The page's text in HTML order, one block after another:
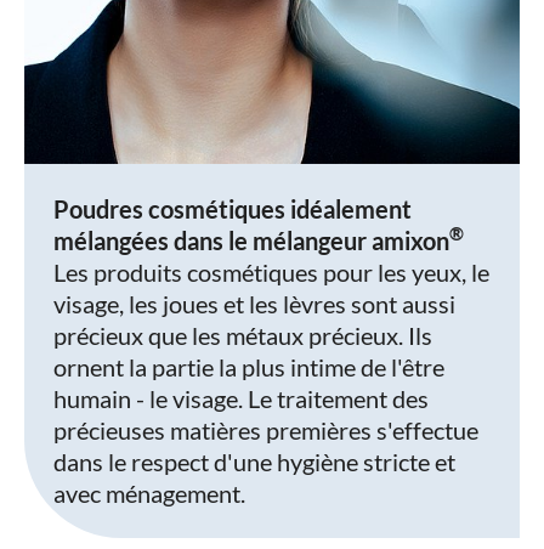
Poudres cosmétiques idéalement
mélangées dans le mélangeur amixon®
Les produits cosmétiques pour les yeux, le
visage, les joues et les lèvres sont aussi
précieux que les métaux précieux. Ils
ornent la partie la plus intime de l'être
humain - le visage. Le traitement des
précieuses matières premières s'effectue
dans le respect d'une hygiène stricte et
avec ménagement.